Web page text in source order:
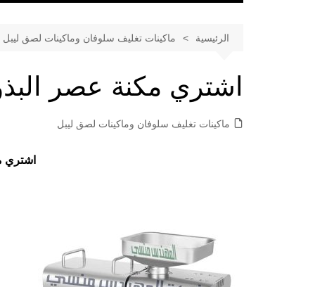
الرئيسية ماكينات تغليف سلوفان وماكينات لصق ليبل
اشتري مكنة عصر
ماكينات تغليف سلوفان وماكينات لصق ليبل
اشتري